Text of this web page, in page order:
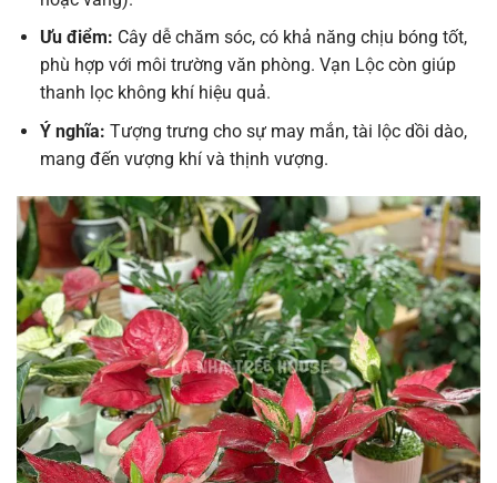
Ưu điểm: Cây dễ chăm sóc, có khả năng chịu bóng tốt,
phù hợp với môi trường văn phòng. Vạn Lộc còn giúp
thanh lọc không khí hiệu quả.
Ý nghĩa: Tượng trưng cho sự may mắn, tài lộc dồi dào,
mang đến vượng khí và thịnh vượng.